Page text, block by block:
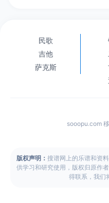
民歌
吉他
萨克斯
sooopu.com
版权声明： 搜谱网上的乐谱和资
供学习和研究使用，版权归原作
得联系，我们